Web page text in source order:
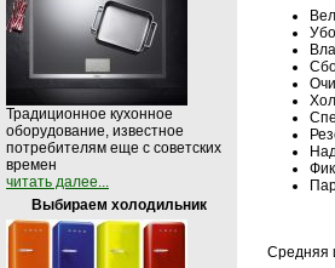
Традиционное кухонное
оборудование, известное
потребителям еще с советских
времен
читать далее...
Выбираем холодильник
Средняя